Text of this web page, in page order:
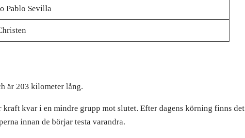
Pablo Sevilla
är 203 kilometer lång.
kvar i en mindre grupp mot slutet. Efter dagens körning finns det
innan de börjar testa varandra.